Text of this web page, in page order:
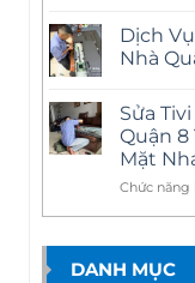
Có
Mặt
Nhanh,
Minh
Bạch
Tại
Nhà
Quận
Tín
–
Có
Mặt
Nhanh,
Sửa
Bệnh
bình
luận
ở
Samsung
Tại
Nhà
Quận
Uy
Có
Sau
Dịch
Nhà
bình
luận
ở
Dịch
Sửa
Samsung
Quận
Sửa
Quận 8
Mặt
Chức năng
DANH MỤC